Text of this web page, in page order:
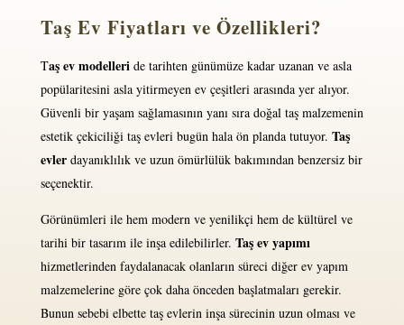
Taş Ev Fiyatları ve Özellikleri?
Taş ev modelleride tarihten günümüze kadar uzanan ve asla
popülaritesini asla yitirmeyen ev çeşitleri arasında yer alıyor.
Güvenli bir yaşam sağlamasının yanı sıra doğal taş malzemenin
estetik çekiciliği taş evleri bugün hala ön planda tutuyor. Taş
evlerdayanıklılık ve uzun ömürlülük bakımından benzersiz bir
seçenektir.
Görünümleri ile hem modern ve yenilikçi hem de kültürel ve
tarihi bir tasarım ile inşa edilebilirler. Taş ev yapımı
hizmetlerinden faydalanacak olanların süreci diğer ev yapım
malzemelerine göre çok daha önceden başlatmaları gerekir.
Bunun sebebi elbette taş evlerin inşa sürecinin uzun olması ve